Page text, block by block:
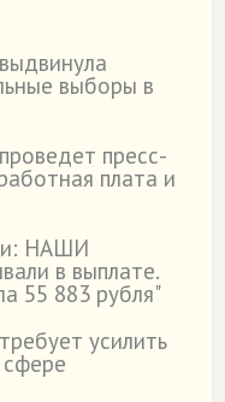
выдвинула
выборы в
проведет пресс-
плата и
НАШИ
в выплате.
55 883 рубля"
требует усилить